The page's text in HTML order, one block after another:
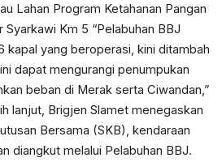
Lahan Program Ketahanan Pangan
Syarkawi Km 5 “Pelabuhan BBJ
kapal yang beroperasi, kini ditambah
dapat mengurangi penumpukan
beban di Merak serta Ciwandan,”
lanjut, Brigjen Slamet menegaskan
Bersama (SKB), kendaraan
diangkut melalui Pelabuhan BBJ.